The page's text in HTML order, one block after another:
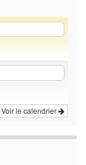
Voir le calendrier